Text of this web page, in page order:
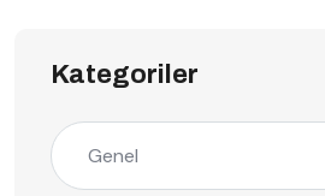
Kategoriler
Genel